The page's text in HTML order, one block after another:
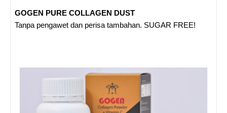
GOGEN
PURE COLLAGEN DUST
Tanpa pengawet dan perisa tambahan. SUGAR FREE!